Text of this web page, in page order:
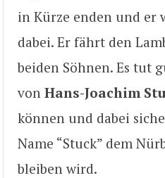
in Kürze enden und er
dabei. Er fährt den
beiden Söhnen. Es tut
von Hans-Joachim
können und dabei
Name “Stuck” dem
bleiben wird.